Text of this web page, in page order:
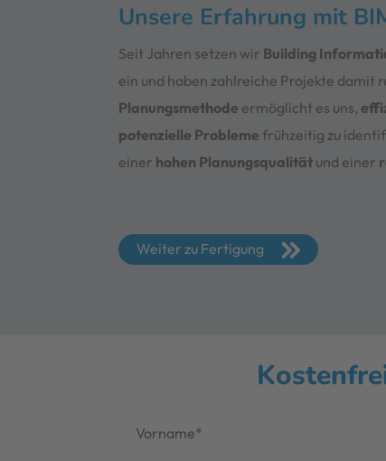
Unsere Erfahrung mit
Seit Jahren setzen wir Building
ein und haben zahlreiche Projekte damit
Planungsmethode ermöglicht es uns,
potenzielle Probleme frühzeitig zu
einer hohen Planungsqualitätund einer
Weiter zu Fertigung
Vorname*